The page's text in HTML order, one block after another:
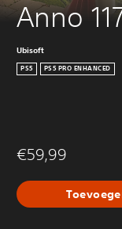
Anno
Ubisoft
PS5 PS5 PRO ENHANCED
€59,99